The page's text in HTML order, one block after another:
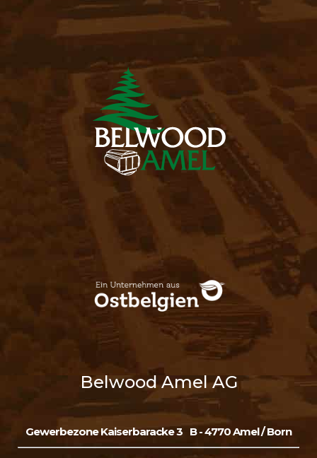
Belwood Amel AG
Gewerbezone Kaiserbaracke 3 B - 4770 Amel / Born